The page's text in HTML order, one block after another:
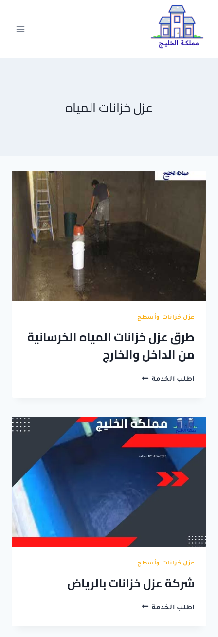
المحتوى
عزل خزانات المياه
عزل خزانات وأسطح
طرق عزل خزانات المياه الخرسانية
من الداخل والخارج
اطلب الخدمةطرق
الخرسانية
من
والخارج
عزل خزانات وأسطح
شركة عزل خزانات بالرياض
اطلب الخدمةشركة